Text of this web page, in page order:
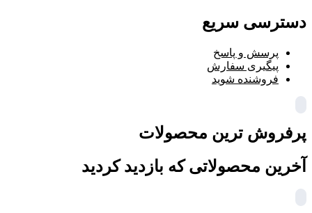
دسترسی سریع
پرسش و پاسخ
پیگیری سفارش
فروشنده شوید
پرفروش ترین محصولات
آخرین محصولاتی که بازدید کردید